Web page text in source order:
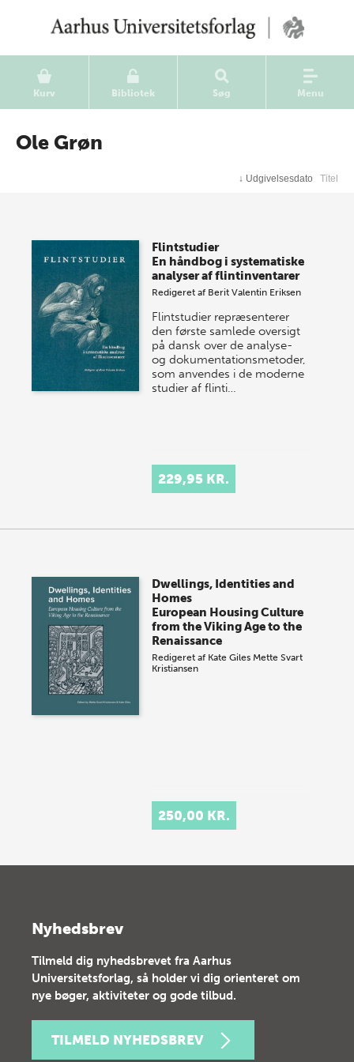
Kurv Bibliotek Søg Menu
Ole Grøn
↓ Udgivelsesdato Titel
Flintstudier
En håndbog i systematiske
analyser af flintinventarer
Redigeret af Berit Valentin Eriksen
Flintstudier repræsenterer
den første samlede oversigt
på dansk over de analyse-
og dokumentationsmetoder,
som anvendes i de moderne
studier af flinti…
229,95 KR.
Dwellings, Identities and
Homes
European Housing Culture
from the Viking Age to the
Renaissance
Redigeret af Kate Giles Mette Svart
Kristiansen
250,00 KR.
Nyhedsbrev
Tilmeld dig nyhedsbrevet fra Aarhus
Universitetsforlag, så holder vi dig orienteret om
nye bøger, aktiviteter og gode tilbud.
TILMELD NYHEDSBREV